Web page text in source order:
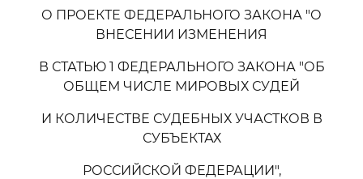
О ПРОЕКТЕ ФЕДЕРАЛЬНОГО ЗАКОНА "О
ВНЕСЕНИИ ИЗМЕНЕНИЯ
В СТАТЬЮ 1 ФЕДЕРАЛЬНОГО ЗАКОНА "ОБ
ОБЩЕМ ЧИСЛЕ МИРОВЫХ СУДЕЙ
И КОЛИЧЕСТВЕ СУДЕБНЫХ УЧАСТКОВ В
СУБЪЕКТАХ
РОССИЙСКОЙ ФЕДЕРАЦИИ",